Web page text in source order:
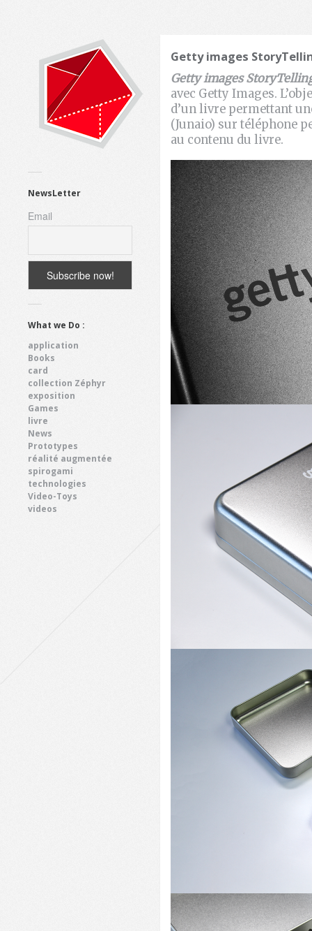
NewsLetter
Email
What we Do :
application
Books
card
collection Zéphyr
exposition
Games
livre
News
Prototypes
réalité augmentée
spirogami
technologies
Video-Toys
videos
Getty images
Getty images
avec Getty Images.
d’un livre permettant
(Junaio) sur téléphone
au contenu du livre.